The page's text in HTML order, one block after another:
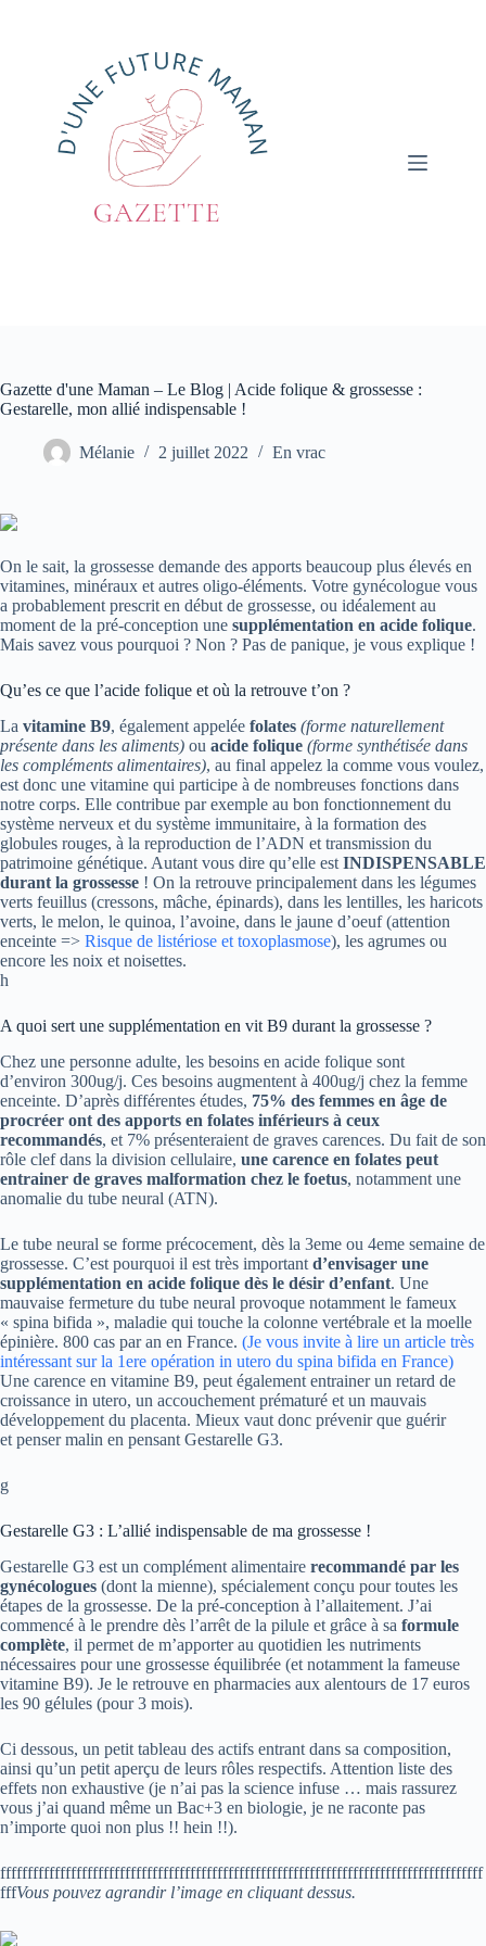
Gazette d'une Maman – Le Blog | Acide folique & grossesse :
Gestarelle, mon allié indispensable !
Mélanie 2 juillet 2022 En vrac
On le sait, la grossesse demande des apports beaucoup plus élevés en
vitamines, minéraux et autres oligo-éléments. Votre gynécologue vous
a probablement prescrit en début de grossesse, ou idéalement au
moment de la pré-conception une supplémentation en acide folique.
Mais savez vous pourquoi ? Non ? Pas de panique, je vous explique !
Qu’es ce que l’acide folique et où la retrouve t’on ?
La vitamine B9, également appelée folates (forme naturellement
présente dans les aliments) ou acide folique (forme synthétisée dans
les compléments alimentaires), au final appelez la comme vous voulez,
est donc une vitamine qui participe à de nombreuses fonctions dans
notre corps. Elle contribue par exemple au bon fonctionnement du
système nerveux et du système immunitaire, à la formation des
globules rouges, à la reproduction de l’ADN et transmission du
patrimoine génétique. Autant vous dire qu’elle est INDISPENSABLE
durant la grossesse ! On la retrouve principalement dans les légumes
verts feuillus (cressons, mâche, épinards), dans les lentilles, les haricots
verts, le melon, le quinoa, l’avoine, dans le jaune d’oeuf (attention
enceinte => Risque de listériose et toxoplasmose), les agrumes ou
encore les noix et noisettes.
h
A quoi sert une supplémentation en vit B9 durant la grossesse ?
Chez une personne adulte, les besoins en acide folique sont
d’environ 300ug/j. Ces besoins augmentent à 400ug/j chez la femme
enceinte. D’après différentes études, 75% des femmes en âge de
procréer ont des apports en folates inférieurs à ceux
recommandés, et 7% présenteraient de graves carences. Du fait de son
rôle clef dans la division cellulaire, une carence en folates peut
entrainer de graves malformation chez le foetus, notamment une
anomalie du tube neural (ATN).
Le tube neural se forme précocement, dès la 3eme ou 4eme semaine de
grossesse. C’est pourquoi il est très important d’envisager une
supplémentation en acide folique dès le désir d’enfant. Une
mauvaise fermeture du tube neural provoque notamment le fameux
« spina bifida », maladie qui touche la colonne vertébrale et la moelle
épinière. 800 cas par an en France. (Je vous invite à lire un article très
intéressant sur la 1ere opération in utero du spina bifida en France)
Une carence en vitamine B9, peut également entrainer un retard de
croissance in utero, un accouchement prématuré et un mauvais
développement du placenta. Mieux vaut donc prévenir que guérir
et penser malin en pensant Gestarelle G3.
g
Gestarelle G3 : L’allié indispensable de ma grossesse !
Gestarelle G3 est un complément alimentaire recommandé par les
gynécologues (dont la mienne), spécialement conçu pour toutes les
étapes de la grossesse. De la pré-conception à l’allaitement. J’ai
commencé à le prendre dès l’arrêt de la pilule et grâce à sa formule
complète, il permet de m’apporter au quotidien les nutriments
nécessaires pour une grossesse équilibrée (et notamment la fameuse
vitamine B9). Je le retrouve en pharmacies aux alentours de 17 euros
les 90 gélules (pour 3 mois).
Ci dessous, un petit tableau des actifs entrant dans sa composition,
ainsi qu’un petit aperçu de leurs rôles respectifs. Attention liste des
effets non exhaustive (je n’ai pas la science infuse … mais rassurez
vous j’ai quand même un Bac+3 en biologie, je ne raconte pas
n’importe quoi non plus !! hein !!).
fffffffffffffffffffffffffffffffffffffffffffffffffffffffffffffffffffffffffffffffffffffffff
fffVous pouvez agrandir l’image en cliquant dessus.